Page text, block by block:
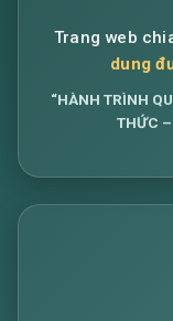
Trang web
dung
“HÀNH TRÌNH
THỨC –